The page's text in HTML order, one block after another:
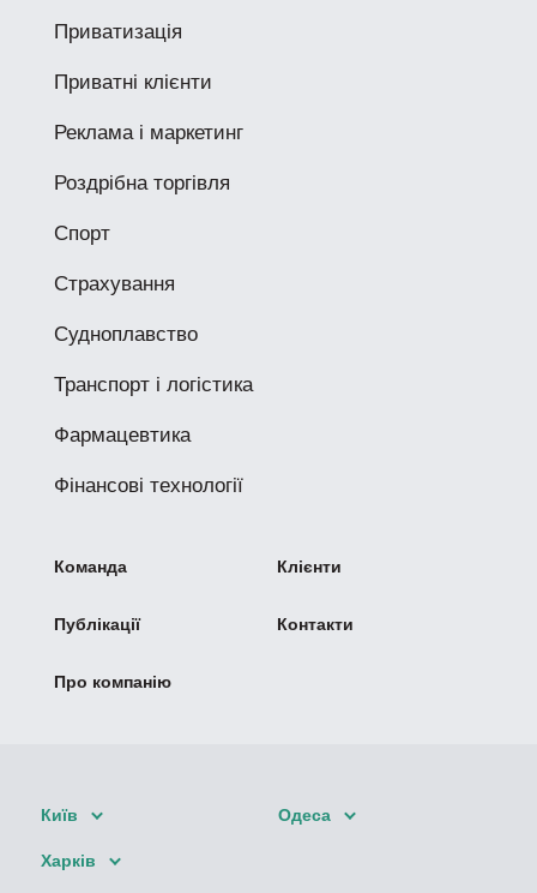
Приватизація
Приватні клієнти
Реклама і маркетинг
Роздрібна торгівля
Спорт
Страхування
Судноплавство
Транспорт і логістика
Фармацевтика
Фінансові технології
Команда Клієнти
Публікації Контакти
Про компанію
Київ Одеса
Харків